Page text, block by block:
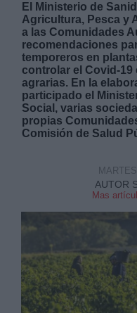
El Ministerio de
Agricultura, Pesca y
a las Comunidades
recomendaciones
temporeros en
controlar el Covid-
agrarias. En la
participado el
Social, varias
propias
Comisión de Salud
AUTOR
Mas
Derechos:
Información adicional